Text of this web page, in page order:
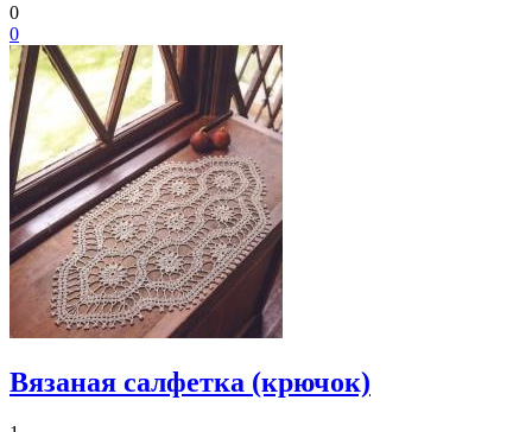
0
0
Вязаная салфетка (крючок)